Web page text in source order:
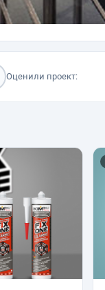
Оценили проект: